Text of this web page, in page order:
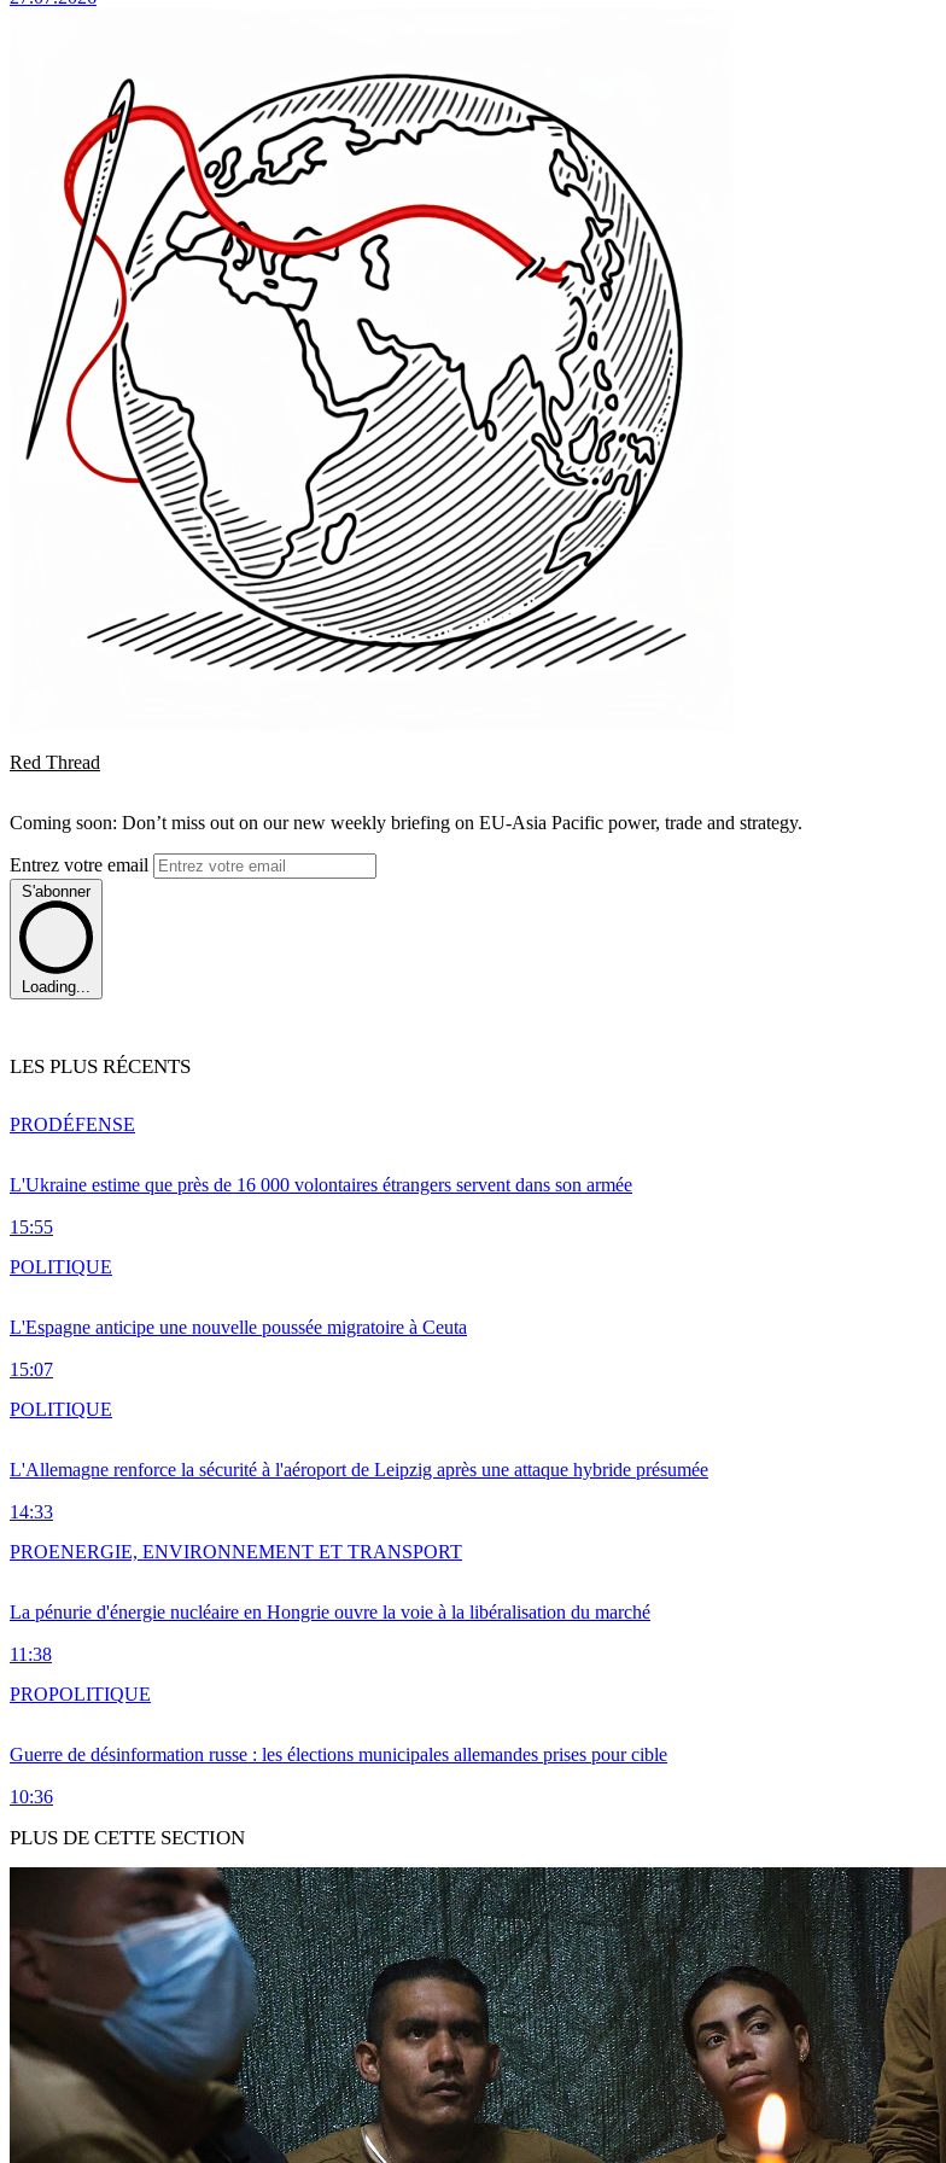
Red Thread
Coming soon: Don’t miss out on our new weekly briefing on EU-Asia Pacific power, trade and strategy.
Entrez votre email
S'abonner
Loading...
LES PLUS RÉCENTS
L'Ukraine estime que près de 16 000 volontaires étrangers servent dans son armée
15:55
PRODÉFENSE
L'Espagne anticipe une nouvelle poussée migratoire à Ceuta
15:07
POLITIQUE
L'Allemagne renforce la sécurité à l'aéroport de Leipzig après une attaque hybride présumée
14:33
POLITIQUE
La pénurie d'énergie nucléaire en Hongrie ouvre la voie à la libéralisation du marché
11:38
PROENERGIE, ENVIRONNEMENT ET TRANSPORT
Guerre de désinformation russe : les élections municipales allemandes prises pour cible
10:36
PROPOLITIQUE
PLUS DE CETTE SECTION